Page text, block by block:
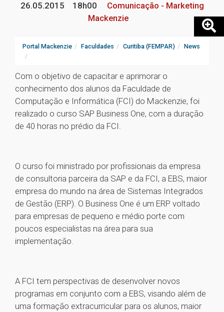
26.05.2015 18h00
Comunicação - Marketing
Mackenzie
Portal Mackenzie Faculdades Curitiba (FEMPAR) News
Com o objetivo de capacitar e aprimorar o
conhecimento dos alunos da Faculdade de
Computação e Informática (FCI) do Mackenzie, foi
realizado o curso SAP Business One, com a duração
de 40 horas no prédio da FCI.
O curso foi ministrado por profissionais da empresa
de consultoria parceira da SAP e da FCI, a EBS, maior
empresa do mundo na área de Sistemas Integrados
de Gestão (ERP). O Business One é um ERP voltado
para empresas de pequeno e médio porte com
poucos especialistas na área para sua
implementação.
A FCI tem perspectivas de desenvolver novos
programas em conjunto com a EBS, visando além de
uma formação extracurricular para os alunos, maior